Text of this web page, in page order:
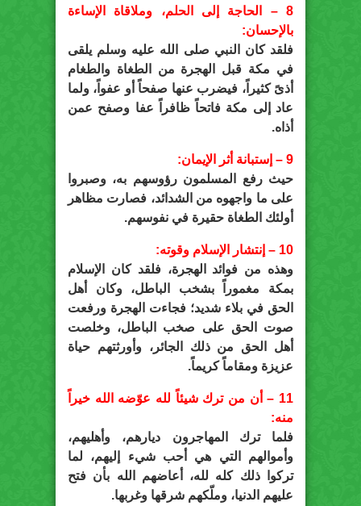
8 – الحاجة إلى الحلم، وملاقاة الإساءة
بالإحسان:
فلقد كان النبي صلى الله عليه وسلم يلقى
في مكة قبل الهجرة من الطغاة والطغام
أذىً كثيراً، فيضرب عنها صفحاً أو عفواً، ولما
عاد إلى مكة فاتحاً ظافراً عفا وصفح عمن
أذاه.
9 – إستبانة أثر الإيمان:
حيث رفع المسلمون رؤوسهم به، وصبروا
على ما واجهوه من الشدائد، فصارت مظاهر
أولئك الطغاة حقيرة في نفوسهم.
10 – إنتشار الإسلام وقوته:
وهذه من فوائد الهجرة، فلقد كان الإسلام
بمكة مغموراً بشخب الباطل، وكان أهل
الحق في بلاء شديد؛ فجاءت الهجرة ورفعت
صوت الحق على صخب الباطل، وخلصت
أهل الحق من ذلك الجائر، وأورثتهم حياة
عزيزة ومقاماً كريماً.
11 – أن من ترك شيئاً لله عوّضه الله خيراً
منه:
فلما ترك المهاجرون ديارهم، وأهليهم،
وأموالهم التي هي أحب شيء إليهم، لما
تركوا ذلك كله لله، أعاضهم الله بأن فتح
عليهم الدنيا، وملّكهم شرقها وغربها.